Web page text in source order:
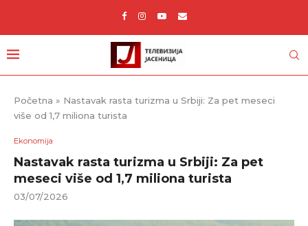
Početna » Nastavak rasta turizma u Srbiji: Za pet meseci
više od 1,7 miliona turista
Ekonomija
Nastavak rasta turizma u Srbiji: Za pet
meseci više od 1,7 miliona turista
03/07/2026